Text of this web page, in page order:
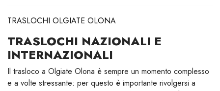
TRASLOCHI OLGIATE OLONA
TRASLOCHI NAZIONALI E
INTERNAZIONALI
Il trasloco a Olgiate Olona è sempre un momento complesso
e a volte stressante: per questo è importante rivolgersi a